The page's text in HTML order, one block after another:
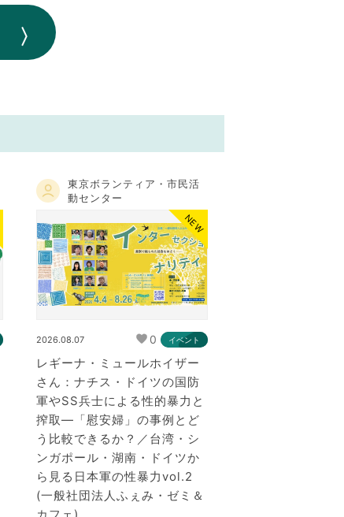
東京ボランティア・市民活
動センター
NEW
2026.08.07 0 イベント
レギーナ・ミュールホイザー
さん：ナチス・ドイツの国防
軍やSS兵士による性的暴力と
搾取―「慰安婦」の事例とど
う比較できるか？／台湾・シ
ンガポール・湖南・ドイツか
ら見る日本軍の性暴力vol.2
(一般社団法人ふぇみ・ゼミ＆
カフェ)